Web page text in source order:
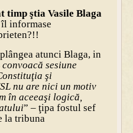
timp ştia Vasile Blaga
informase
atunci Blaga, in
convoacă sesiune
şi
nu are nici un motiv
în aceeaşi logică,
” – ţipa fostul sef
la tribuna